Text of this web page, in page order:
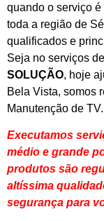
quando o serviço
toda a região de
qualificados e
Seja no serviços
SOLUÇÃO, hoje
Bela Vista, somos
Manutenção de TV.
Executamos
médio e grande
produtos são
altíssima
segurança para